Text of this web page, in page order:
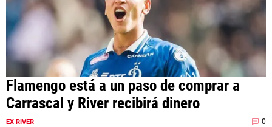
Flamengo está a un paso de comprar a
Carrascal y River recibirá dinero
EX RIVER 0